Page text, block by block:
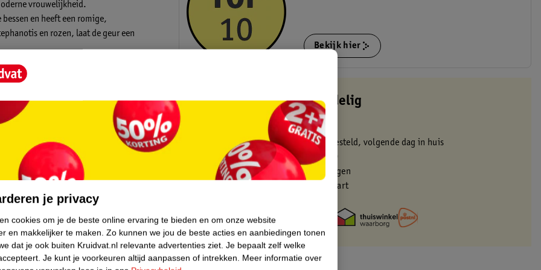
vrouwelijkheid.
en heeft een romige,
en rozen, laat de geur een
De hartnoten zijn oosterse lelie,
Bekijk hier
Kruidvat is altijd voordelig
Gratis ophalen in de winkel
Op werkdagen voor 22:00 uur besteld, volgende dag in huis
Gratis thuisbezorgd vanaf 50.00
Gratis retourneren binnen 30 dagen
Gratis punten met je Kruidvat kaart
je privacy
cookies om je de beste online ervaring te bieden en om onze website
en makkelijker te maken. Zo kunnen we jou de beste acties en aanbiedingen tonen
dat je ook buiten Kruidvat.nl relevante advertenties ziet. Je bepaalt zelf welke
Je kunt je voorkeuren altijd aanpassen of intrekken. Meer informatie over